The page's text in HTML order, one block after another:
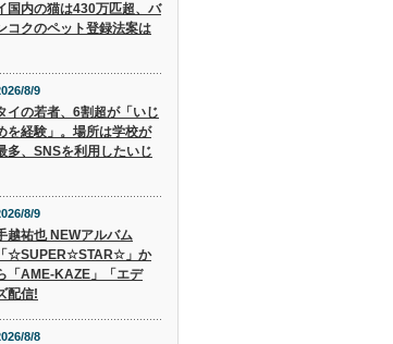
国内の猫は430万匹超、バ
コクのペット登録法案は
8/9
イの若者、6割超が「いじ
を経験」。場所は学校が
多、SNSを利用したいじ
8/9
越祐也 NEWアルバム
「☆SUPER☆STAR☆」か
「AME-KAZE」「エデ
配信!
8/8